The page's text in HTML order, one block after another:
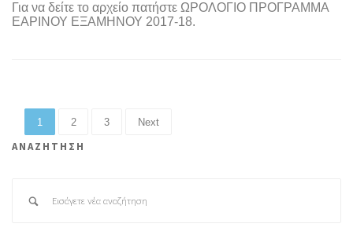
Για να δείτε το αρχείο πατήστε ΩΡΟΛΟΓΙΟ ΠΡΟΓΡΑΜΜΑ
ΕΑΡΙΝΟΥ ΕΞΑΜΗΝΟΥ 2017-18.
1 2 3 Next
ΑΝΑΖΗΤΗΣΗ